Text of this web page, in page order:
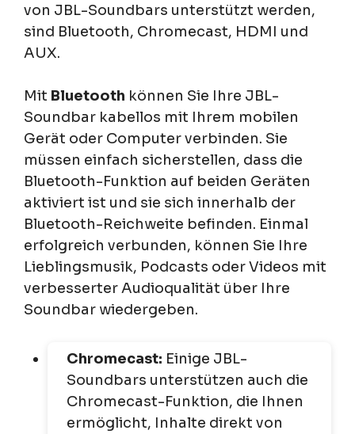
von JBL-Soundbars unterstützt werden,
sind Bluetooth, Chromecast, HDMI und
AUX.
Mit Bluetooth können Sie Ihre JBL-
Soundbar kabellos mit Ihrem mobilen
Gerät oder Computer verbinden. Sie
müssen einfach sicherstellen, dass die
Bluetooth-Funktion auf beiden Geräten
aktiviert ist und sie sich innerhalb der
Bluetooth-Reichweite befinden. Einmal
erfolgreich verbunden, können Sie Ihre
Lieblingsmusik, Podcasts oder Videos mit
verbesserter Audioqualität über Ihre
Soundbar wiedergeben.
Chromecast: Einige JBL-
Soundbars unterstützen auch die
Chromecast-Funktion, die Ihnen
ermöglicht, Inhalte direkt von